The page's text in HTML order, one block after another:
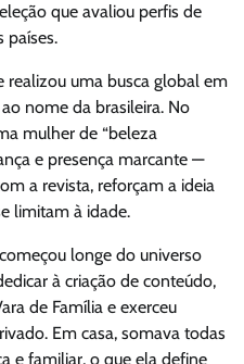
que avaliou perfis de
países.
realizou uma busca global em
nome da brasileira. No
mulher de “beleza
e presença marcante —
a revista, reforçam a ideia
limitam à idade.
longe do universo
à criação de conteúdo,
de Família e exerceu
Em casa, somava todas
e familiar, o que ela define